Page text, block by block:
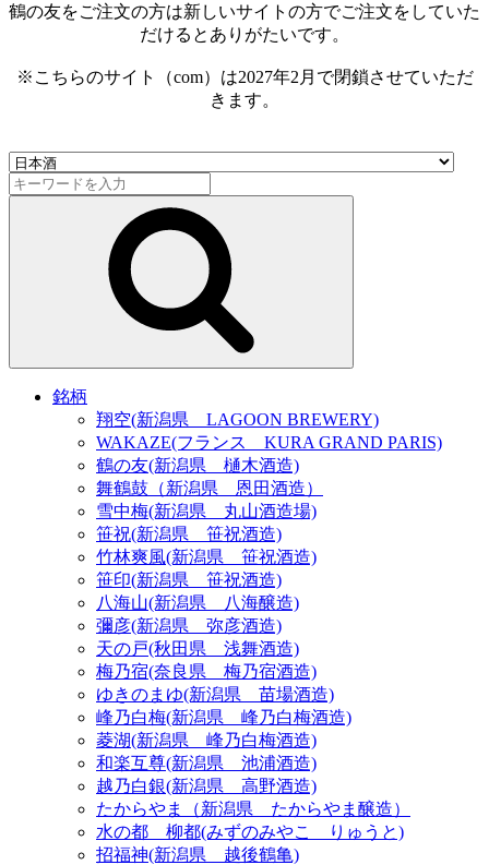
鶴の友をご注文の方は新しいサイトの方でご注文をしていた
だけるとありがたいです。
※こちらのサイト（com）は2027年2月で閉鎖させていただ
きます。
銘柄
翔空(新潟県 LAGOON BREWERY)
WAKAZE(フランス KURA GRAND PARIS)
鶴の友(新潟県 樋木酒造)
舞鶴鼓（新潟県 恩田酒造）
雪中梅(新潟県 丸山酒造場)
笹祝(新潟県 笹祝酒造)
竹林爽風(新潟県 笹祝酒造)
笹印(新潟県 笹祝酒造)
八海山(新潟県 八海醸造)
彌彦(新潟県 弥彦酒造)
天の戸(秋田県 浅舞酒造)
梅乃宿(奈良県 梅乃宿酒造)
ゆきのまゆ(新潟県 苗場酒造)
峰乃白梅(新潟県 峰乃白梅酒造)
菱湖(新潟県 峰乃白梅酒造)
和楽互尊(新潟県 池浦酒造)
越乃白銀(新潟県 高野酒造)
たからやま（新潟県 たからやま醸造）
水の都 柳都(みずのみやこ りゅうと)
招福神(新潟県 越後鶴亀)